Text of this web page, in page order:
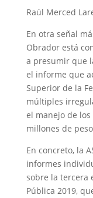
Raúl Merced
En otra señal
Obrador está
a presumir que
el informe que
Superior de la
múltiples
el manejo de
millones de
En concreto, la
informes
sobre la tercera
Pública 2019,